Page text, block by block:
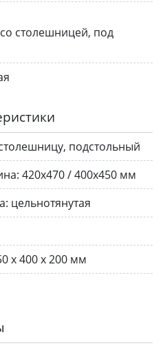
столешницей, под
подстольный
420х470 / 400х450 мм
цельнотянутая
х 400 х 200 мм